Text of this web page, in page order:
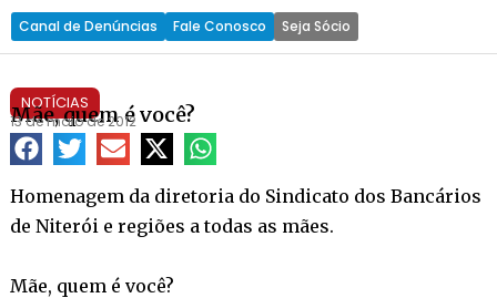
Canal de Denúncias Fale Conosco Seja Sócio
NOTÍCIAS
Mãe, quem é você?
13 de maio de 2012
Homenagem da diretoria do Sindicato dos Bancários
de Niterói e regiões a todas as mães.
Mãe, quem é você?